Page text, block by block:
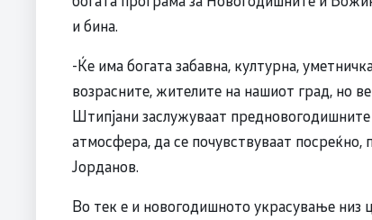
и бина.
-Ќе има богата забавна, културна,
возрасните, жителите на нашиот град, но
Штипјани заслужуваат
атмосфера, да се почувствуваат посреќно,
Јорданов.
Во тек е и новогодишното украсување низ